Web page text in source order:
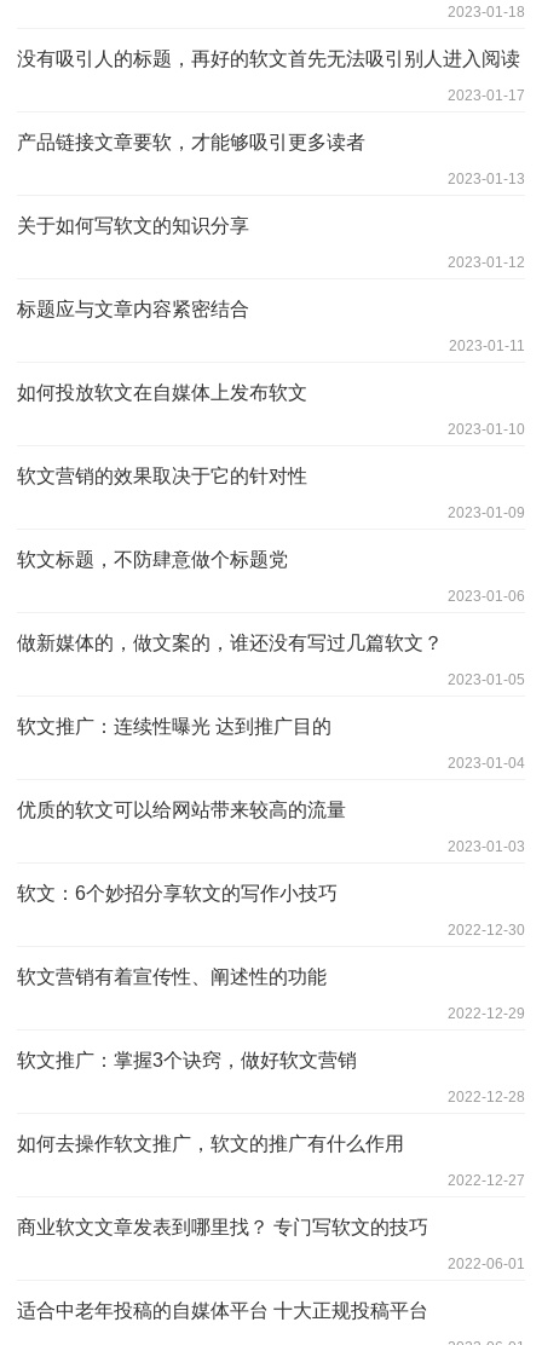
2023-01-18
没有吸引人的标题，再好的软文首先无法吸引别人进入阅读
2023-01-17
产品链接文章要软，才能够吸引更多读者
2023-01-13
关于如何写软文的知识分享
2023-01-12
标题应与文章内容紧密结合
2023-01-11
如何投放软文在自媒体上发布软文
2023-01-10
软文营销的效果取决于它的针对性
2023-01-09
软文标题，不防肆意做个标题党
2023-01-06
做新媒体的，做文案的，谁还没有写过几篇软文？
2023-01-05
软文推广：连续性曝光 达到推广目的
2023-01-04
优质的软文可以给网站带来较高的流量
2023-01-03
软文：6个妙招分享软文的写作小技巧
2022-12-30
软文营销有着宣传性、阐述性的功能
2022-12-29
软文推广：掌握3个诀窍，做好软文营销
2022-12-28
如何去操作软文推广，软文的推广有什么作用
2022-12-27
商业软文文章发表到哪里找？ 专门写软文的技巧
2022-06-01
适合中老年投稿的自媒体平台 十大正规投稿平台